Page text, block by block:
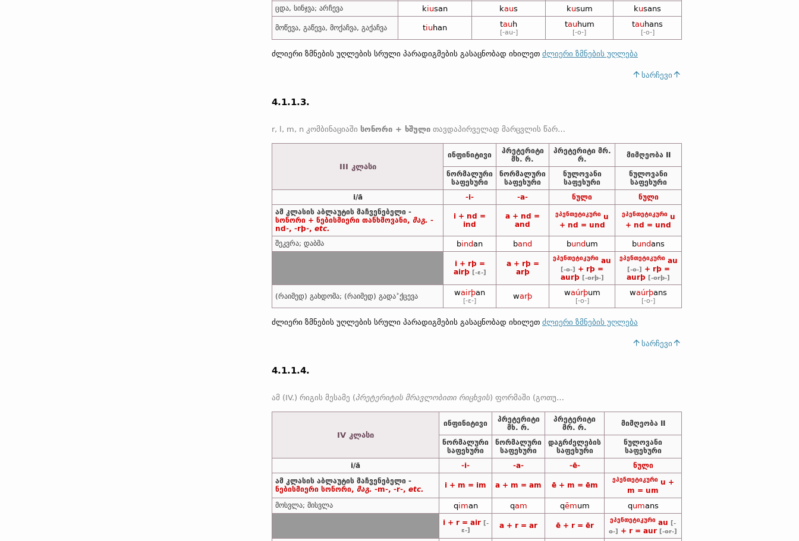
ცდა, სინჯვა; არჩევა kiusan kaus kusum kusans
მოწევა, გაწევა, მოქაჩვა, გაქაჩვა tiu han tau h
[-au-]
tau hum
[-o-]
tau hans
[-o-]
ძლიერი ზმნების უღლების სრული პარადიგმების გასაცნობად იხილეთ ძლიერი ზმნების უღლება
სარჩევი
4.1.1.3.
r, l, m, n კომბინაციაში სონორი + ხშული თავდაპირველად მარცვლის წარმომქმნელი ბგერები იყო, მაგრამ უკვე საერთოგერმანიკულ ეპოქაში r, l, m, n-ს წინ ჩნდებოდა ე.წ. ეპენთეტიკური/ჩართული ხმოვანი, რომელიც გოთურში ყოველთვის [-
III კლასი
ინფინიტივი
პრეტერიტი
მხ. რ.
პრეტერიტი მრ.
რ.
მიმღეობა II
ნორმალური
საფეხური
ნორმალური
საფეხური
ნულოვანი
საფეხური
ნულოვანი
საფეხური
i/ă
-i- -a- ნული
ნული
ამ კლასის აბლაუტის მაჩვენებელი -
სონორი + ნებისმიერი თანხმოვანი, მაგ. -
nd-, -rþ-, etc.
i + nd =
ind
a + nd =
and
ეპენთეტიკური u
+ nd = und
ეპენთეტიკური u
+ nd = und
შეკვრა; დაბმა bindan band bund um bundans
i + rþ =
airþ
[-ɛ-]
a + rþ =
arþ
ეპენთეტიკური au
[-o-]
+ rþ =
aurþ
[-orþ-]
ეპენთეტიკური au
[-o-]
+ rþ =
aurþ
[-orþ-]
(რაიმედ) გახდომა; (რაიმედ) გადა˃ქცევა wairþan
[-ɛ-]
warþ waúrþum
[-o-]
waúrþans
[-o-]
ძლიერი ზმნების უღლების სრული პარადიგმების გასაცნობად იხილეთ ძლიერი ზმნების უღლება
სარჩევი
4.1.1.4.
ამ (IV.) რიგის მესამე (პრეტერიტის მრავლობითი რიცხვის) ფორმაში (გოთურსა და
IV კლასი
ინფინიტივი
პრეტერიტი
მხ. რ.
პრეტერიტი
მრ. რ.
მიმღეობა II
ნორმალური
საფეხური
ნორმალური
საფეხური
დაგრძელების
საფეხური
ნულოვანი
საფეხური
i/ă
-i- -a- -ē-
ნული
ამ კლასის აბლაუტის მაჩვენებელი -
ნებისმიერი სონორი, მაგ. -m-, -r-, etc. i + m = im a + m = am ē + m = ēm
ეპენთეტიკური u +
m = um
მოსვლა; მისვლა
qiman qam qēmum qumans
i + r = air [-
ɛ-]
a + r = ar ē + r = ēr
ეპენთეტიკური au
[-
o-]
+ r = aur [-or-]